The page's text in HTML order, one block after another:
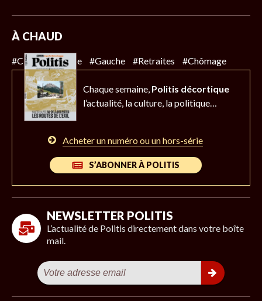
À CHAUD
#Climat #Police #Gauche #Retraites #Chômage
Chaque semaine, Politis décortique
l’actualité, la culture, la politique…
Acheter un numéro ou un hors-série
S’ABONNER À POLITIS
NEWSLETTER POLITIS
L’actualité de Politis directement dans votre boîte
mail.